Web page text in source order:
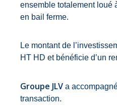
ensemble totalement loué
en bail ferme.
Le montant de
HT HD et bénéficie d’un
Groupe JLV a
transaction.